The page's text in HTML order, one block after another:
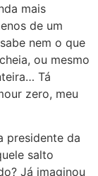
mais
de um
nem o que
ou mesmo
Tá
zero, meu
presidente da
salto
Já imaginou